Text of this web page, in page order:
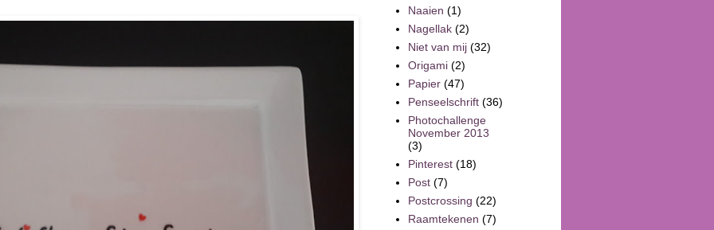
Naaien (1)
Nagellak (2)
Niet van mij (32)
Origami (2)
Papier (47)
Penseelschrift (36)
Photochallenge
November 2013
(3)
Pinterest (18)
Post (7)
Postcrossing (22)
Raamtekenen (7)